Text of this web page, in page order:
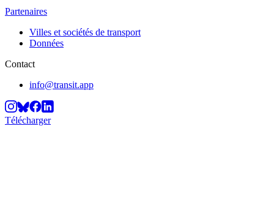
Partenaires
Villes et sociétés de transport
Données
Contact
info@transit.app
Télécharger